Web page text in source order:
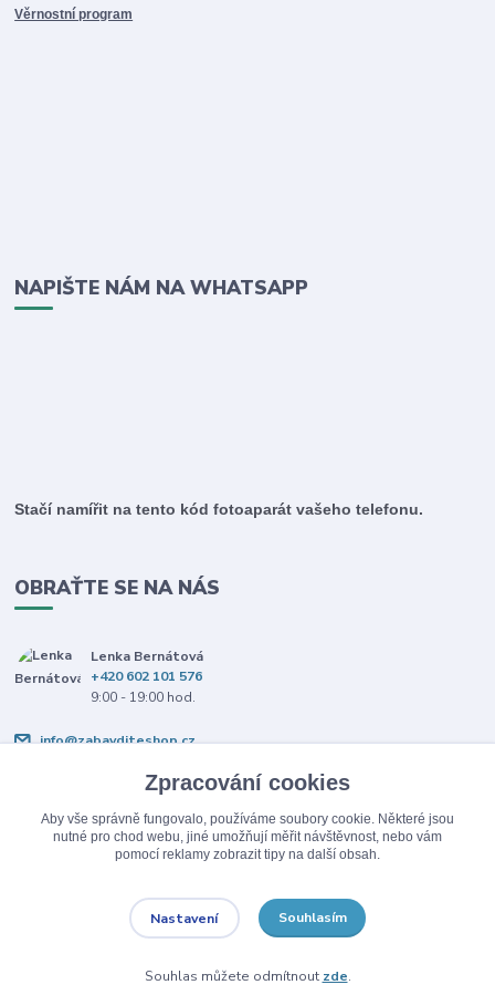
Věrnostní program
NAPIŠTE NÁM NA WHATSAPP
Stačí namířit na tento kód fotoaparát vašeho telefonu.
OBRAŤTE SE NA NÁS
Lenka Bernátová
+420 602 101 576
9:00 - 19:00 hod.
info@zabavditeshop.cz
Upravit sběr cookies.
Vytvořeno na
Eshop-rychle.cz
Zpracování cookies
Aby vše správně fungovalo, používáme soubory cookie. Některé jsou
nutné pro chod webu, jiné umožňují měřit návštěvnost, nebo vám
pomocí reklamy zobrazit tipy na další obsah.
Nastavení Souhlasím
Souhlas můžete odmítnout zde.